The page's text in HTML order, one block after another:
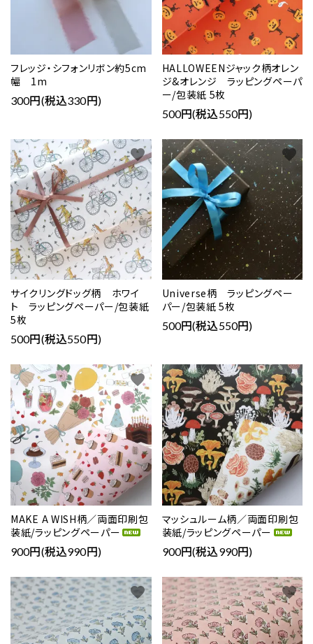
フレッジ・シフォンリボン約5cm
幅 1m
300円(税込330円)
HALLOWEENジャック柄オレン
ジ&オレンジ ラッピングペーパ
ー/包装紙 5枚
500円(税込550円)
サイクリングドッグ柄 ホワイ
ト ラッピングペーパー/包装紙
5枚
500円(税込550円)
favorite
Universe柄 ラッピングペー
パー/包装紙 5枚
500円(税込550円)
favorite
MAKE A WISH柄／両面印刷包
装紙/ラッピングペーパー
900円(税込990円)
favorite
マッシュルーム柄／両面印刷包
装紙/ラッピングペーパー
900円(税込990円)
favorite
favorite favorite